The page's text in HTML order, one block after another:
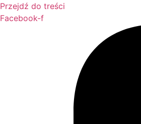
Przejdź do treści
Facebook-f